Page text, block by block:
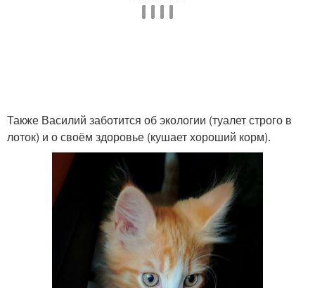
Также Василий заботится об экологии (туалет строго в
лоток) и о своём здоровье (кушает хороший корм).